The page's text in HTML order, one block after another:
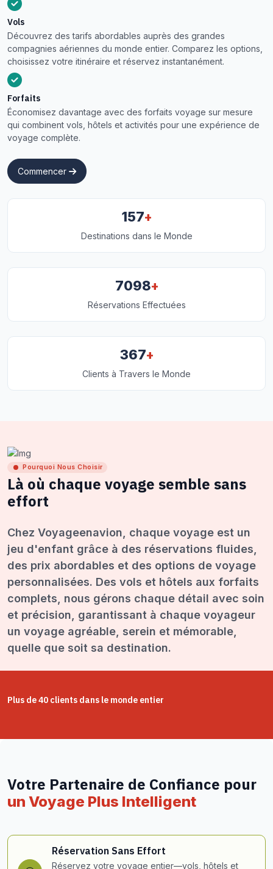
Vols
Découvrez des tarifs abordables auprès des grandes
compagnies aériennes du monde entier. Comparez les options,
choisissez votre itinéraire et réservez instantanément.
Forfaits
Économisez davantage avec des forfaits voyage sur mesure
qui combinent vols, hôtels et activités pour une expérience de
voyage complète.
Commencer
157+
Destinations dans le Monde
7098+
Réservations Effectuées
367+
Clients à Travers le Monde
Pourquoi Nous Choisir
Là où chaque voyage semble sans
effort
Chez Voyageenavion, chaque voyage est un
jeu d'enfant grâce à des réservations fluides,
des prix abordables et des options de voyage
personnalisées. Des vols et hôtels aux forfaits
complets, nous gérons chaque détail avec soin
et précision, garantissant à chaque voyageur
un voyage agréable, serein et mémorable,
quelle que soit sa destination.
Plus de 40 clients dans le monde entier
Votre Partenaire de Confiance pour
un Voyage Plus Intelligent
Réservation Sans Effort
Réservez votre voyage entier—vols, hôtels et